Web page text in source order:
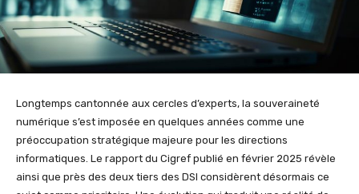
Longtemps cantonnée aux cercles d’experts, la souveraineté
numérique s’est imposée en quelques années comme une
préoccupation stratégique majeure pour les directions
informatiques. Le rapport du Cigref publié en février 2025 révèle
ainsi que près des deux tiers des DSI considèrent désormais ce